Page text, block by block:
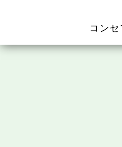
コンセ